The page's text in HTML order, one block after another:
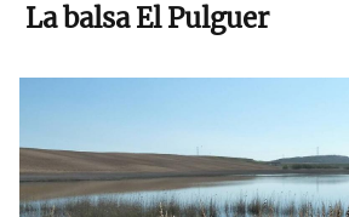
La balsa El Pulguer